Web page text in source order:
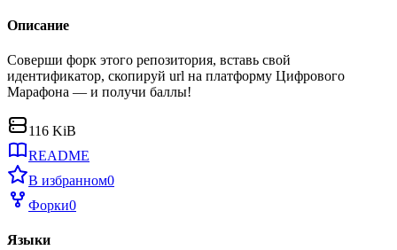
Описание
Соверши форк этого репозитория, вставь свой
идентификатор, скопируй url на платформу Цифрового
Марафона — и получи баллы!
116 KiB
README
В избранном0
Форки0
Языки